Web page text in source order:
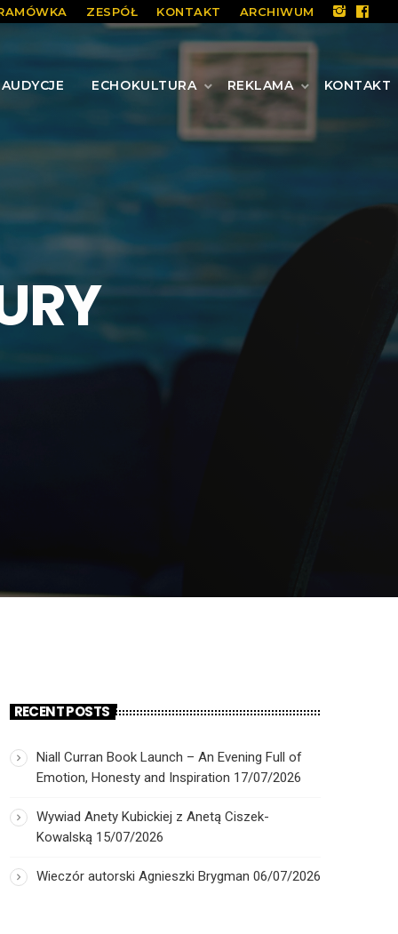
ZESPÓŁ KONTAKT ARCHIWUM
AUDYCJE ECHOKULTURA REKLAMA KONTAKT
RECENT POSTS
Niall Curran Book Launch – An Evening Full of
Emotion, Honesty and Inspiration 17/07/2026
Wywiad Anety Kubickiej z Anetą Ciszek-
Kowalską 15/07/2026
Wieczór autorski Agnieszki Brygman 06/07/2026